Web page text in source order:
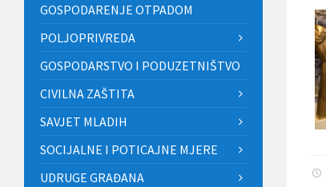
GOSPODARENJE OTPADOM
POLJOPRIVREDA
GOSPODARSTVO I PODUZETNIŠTVO
CIVILNA ZAŠTITA
SAVJET MLADIH
SOCIJALNE I POTICAJNE MJERE
UDRUGE GRAĐANA